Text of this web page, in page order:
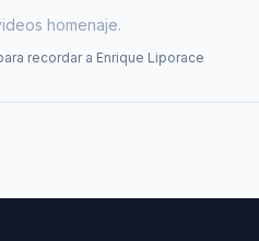
homenaje.
recordar a Enrique Liporace